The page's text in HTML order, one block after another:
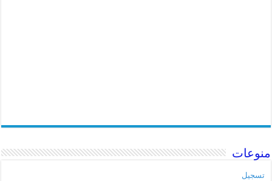
منوعات
تسجيل